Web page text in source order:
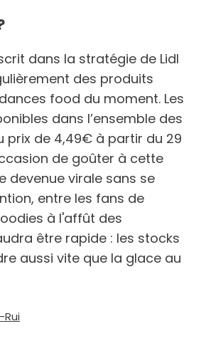
dans la stratégie de Lidl
des produits
food du moment. Les
dans l’ensemble des
prix de 4,49€ à partir du 29
de goûter à cette
devenue virale sans se
entre les fans de
à l'affût des
être rapide : les stocks
aussi vite que la glace au